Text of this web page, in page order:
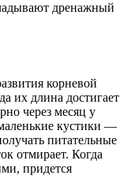
дренажный
корневой
их длина достигает
через месяц у
кустики —
питательные
отмирает. Когда
придется